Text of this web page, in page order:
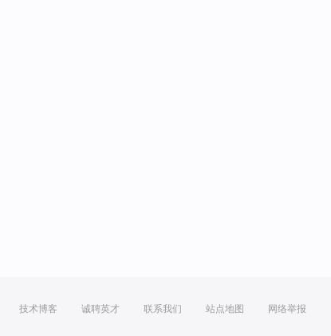
技术博客 诚聘英才 联系我们 站点地图 网络举报